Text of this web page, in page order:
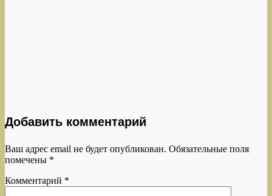
Добавить комментарий
Ваш адрес email не будет опубликован. Обязательные поля
помечены *
Комментарий *